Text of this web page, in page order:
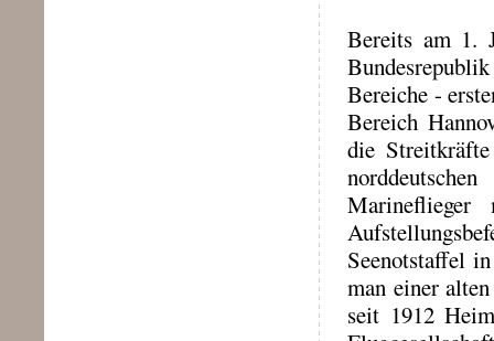
Bereits am 1.
Bereiche -
Bereich
die
Seenotstaffel
man einer
seit 1912